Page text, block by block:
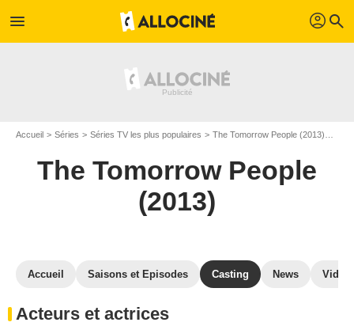
menu profil search
Accueil Séries Séries TV les plus populaires The Tomorrow People (2013)
The Tomorrow People
(2013)
Accueil Saisons et Episodes Casting News
Acteurs et actrices